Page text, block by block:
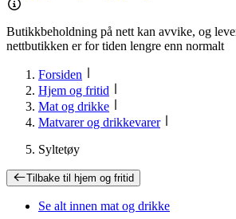
Butikkbeholdning på nett kan avvike, og
nettbutikken er for tiden lengre enn normalt
Forsiden
Hjem og fritid
Mat og drikke
Matvarer og drikkevarer
Syltetøy
Tilbake til hjem og fritid
Se alt innen mat og drikke